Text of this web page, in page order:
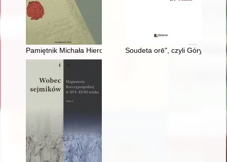
Pamiętnik Michała Hieronima Starzeńskiego. T. 2
Soudeta orē", czyli Góry